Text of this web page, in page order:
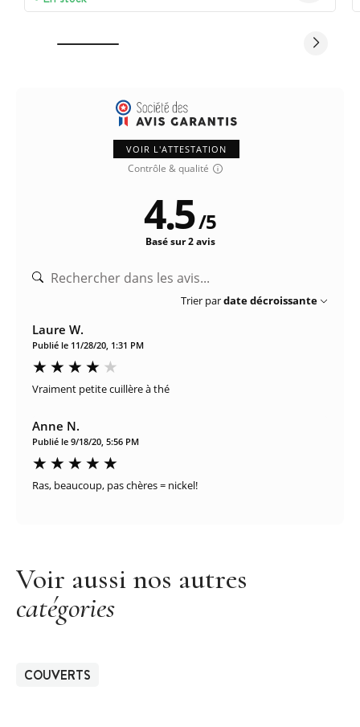
VOIR L'ATTESTATION
Contrôle & qualité
4.5/5
Basé sur 2 avis
Trier pardate décroissante
Laure W.
Publié le 11/28/20, 1:31 PM
Vraiment petite cuillère à thé
Anne N.
Publié le 9/18/20, 5:56 PM
Ras, beaucoup, pas chères = nickel!
Voir aussi nos autres
catégories
COUVERTS